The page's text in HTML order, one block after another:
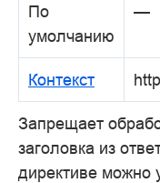
По
умолчанию
—
Контекст
Запрещает
заголовка из
директиве можно